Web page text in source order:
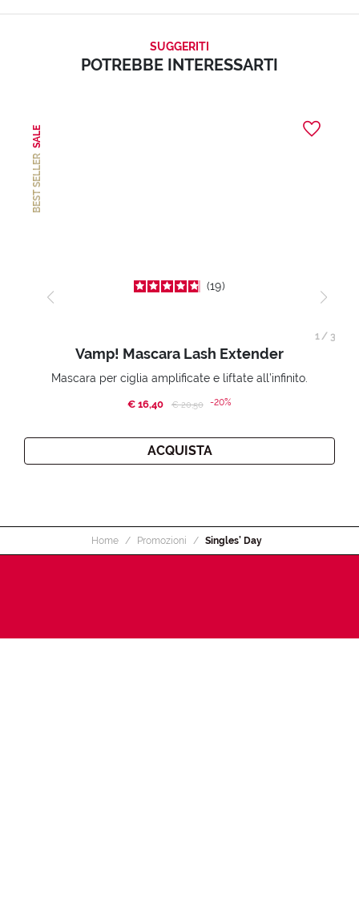
SUGGERITI
POTREBBE INTERESSARTI
BEST SELLER
SALE
19
Vamp! Mascara Lash Extender
Mascara per ciglia amplificate e liftate all’infinito.
€ 16,40 Price reduced from
€ 20,50to-20%
ACQUISTA
1/ 3
Home Promozioni Singles’ Day